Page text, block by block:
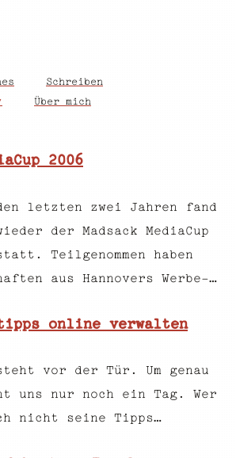
Schreiben
Über mich
2006
letzten zwei Jahren fand
der Madsack MediaCup
Teilgenommen haben
aus Hannovers Werbe-…
online verwalten
vor der Tür. Um genau
uns nur noch ein Tag. Wer
nicht seine Tipps…